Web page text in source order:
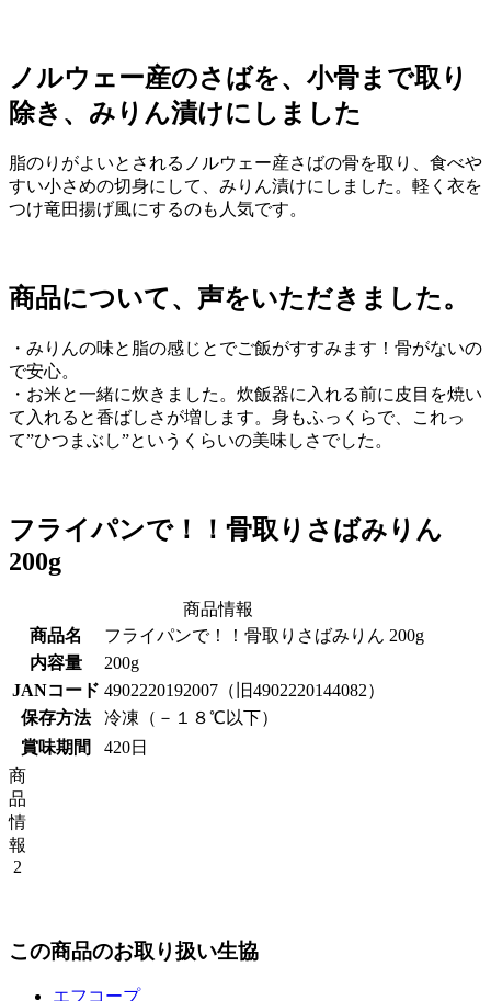
ノルウェー産のさばを、小骨まで取り
除き、みりん漬けにしました
脂のりがよいとされるノルウェー産さばの骨を取り、食べや
すい小さめの切身にして、みりん漬けにしました。軽く衣を
つけ竜田揚げ風にするのも人気です。
商品について、声をいただきました。
・みりんの味と脂の感じとでご飯がすすみます！骨がないの
で安心。
・お米と一緒に炊きました。炊飯器に入れる前に皮目を焼い
て入れると香ばしさが増します。身もふっくらで、これっ
て”ひつまぶし”というくらいの美味しさでした。
フライパンで！！骨取りさばみりん
200g
商品情報
商品名
フライパンで！！骨取りさばみりん 200g
内容量
200g
JANコード 4902220192007（旧4902220144082）
保存方法
冷凍（－１８℃以下）
賞味期間
420日
商
品
情
報
2
この商品のお取り扱い生協
エフコープ